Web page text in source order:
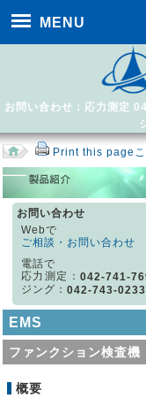
MENU
お問い合わせ：応力測定
Print this page
お問い合わせ
Webで
ご相談・お問い合わせ
電話で
応力測定：042-741-
ジング：042-743-0233
EMS
ファンクション検査機
概要